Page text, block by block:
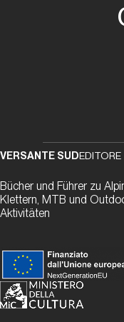
VERSANTE SUDEDITORE
Bücher und Führer zu
Klettern, MTB und
Aktivitäten